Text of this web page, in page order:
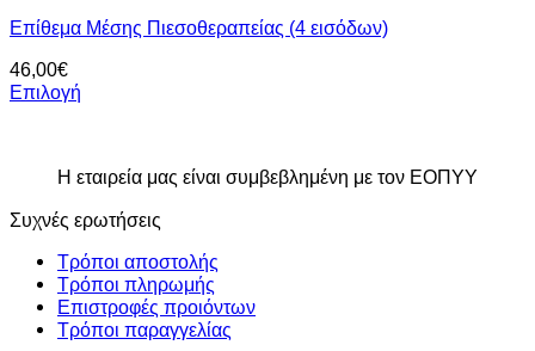
επιλογές
να
επιλεγούν
προϊόντος
Επίθεμα Μέσης Πιεσοθεραπείας (4 εισόδων)
46,00€
Επιλογή
παραλλαγές.
επιλογές
μπορούν
επιλεγούν
Η εταιρεία μας είναι συμβεβλημένη με τον ΕΟΠΥΥ
Συχνές ερωτήσεις
Τρόποι αποστολής
Τρόποι πληρωμής
Επιστροφές προιόντων
Τρόποι παραγγελίας